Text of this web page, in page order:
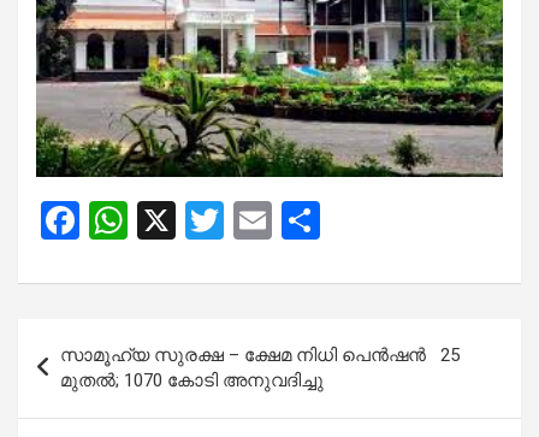
F
ce
o
o
W
at
s
A
p
X
T
tt
E
ail ar
e
navigation
സാമൂഹ്യ സുരക്ഷ – ക്ഷേമ നിധി പെൻഷൻ 25
മുതൽ; 1070 കോടി അനുവദിച്ചു